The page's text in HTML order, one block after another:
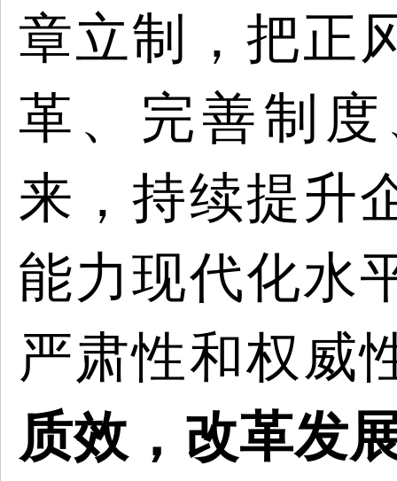
章立制 ， 把正
革、完善制
来，持续提升
能力现代化水
严肃性和权威
质效，改革发